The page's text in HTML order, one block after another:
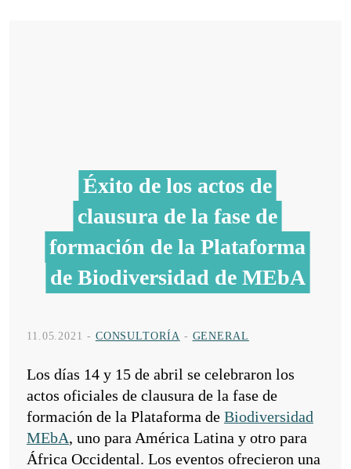
Éxito de los actos de
clausura de la fase de
formación de la Plataforma
de Biodiversidad de MEbA
11.05.2021 - CONSULTORÍA - GENERAL
Los días 14 y 15 de abril se celebraron los
actos oficiales de clausura de la fase de
formación de la Plataforma de Biodiversidad
MEbA, uno para América Latina y otro para
África Occidental. Los eventos ofrecieron una